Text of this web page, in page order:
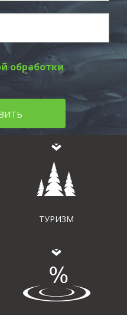
обработки
ТУРИЗМ